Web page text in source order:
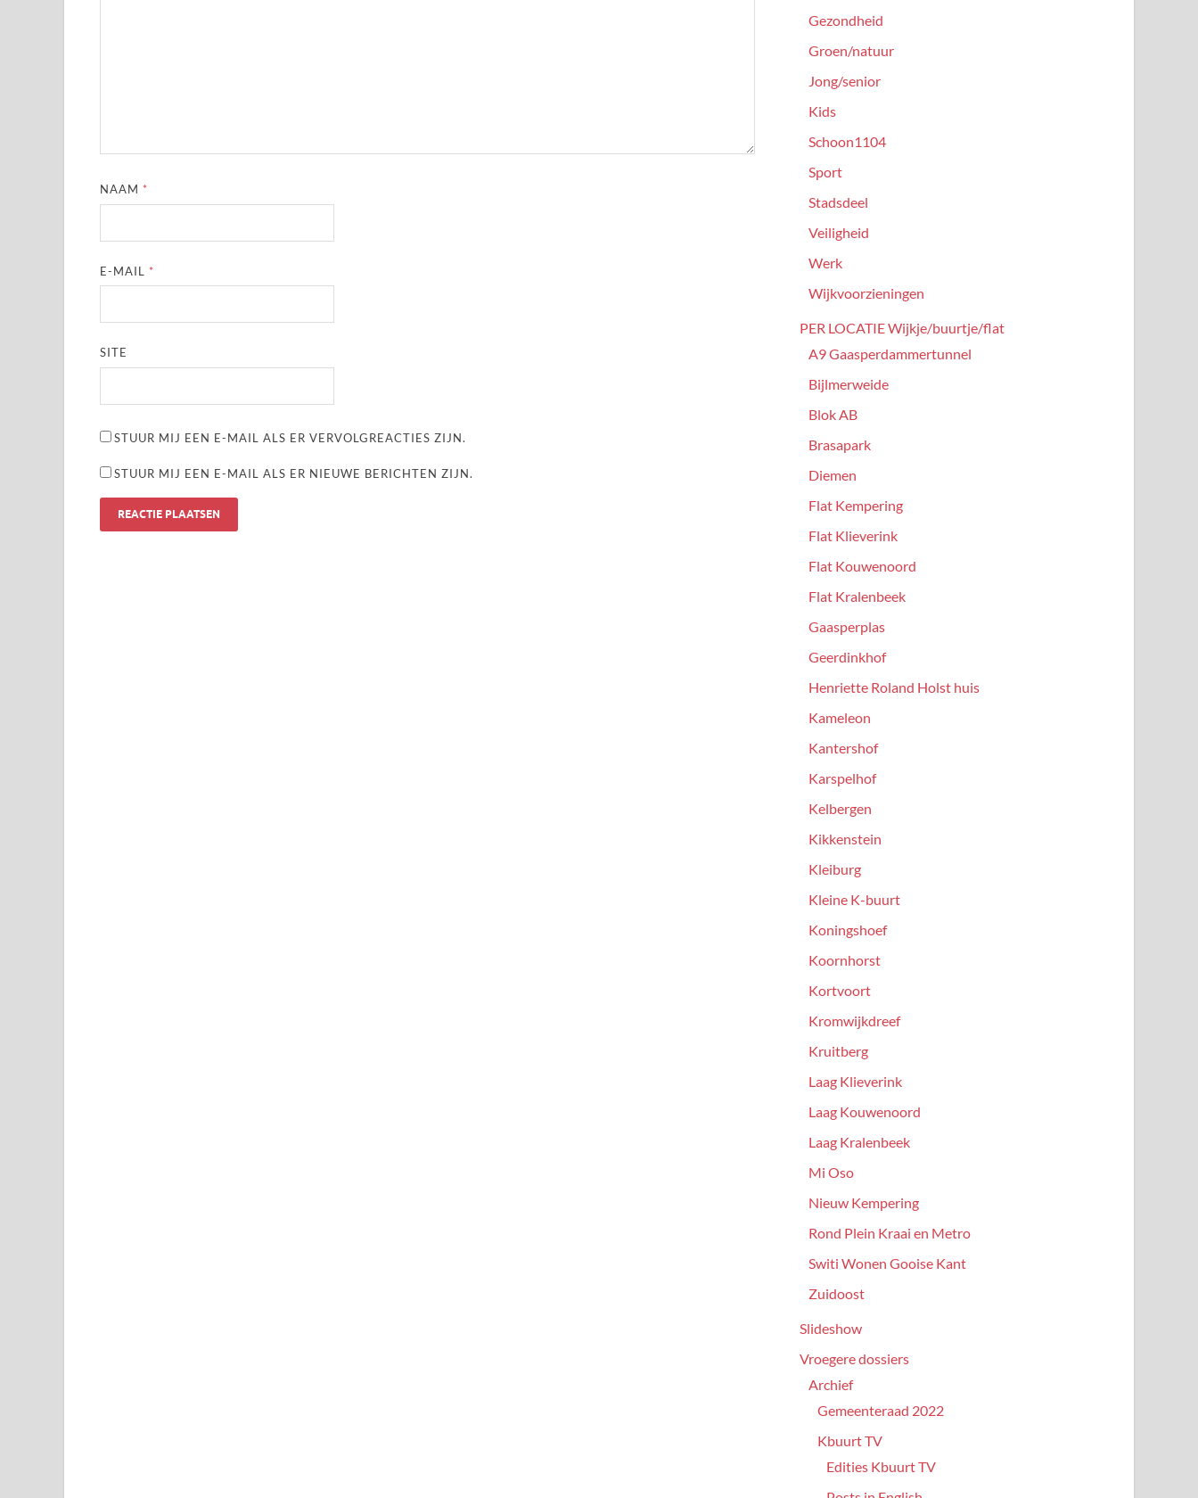
NAAM *
E-MAIL *
SITE
STUUR MIJ EEN E-MAIL ALS ER VERVOLGREACTIES ZIJN.
STUUR MIJ EEN E-MAIL ALS ER NIEUWE BERICHTEN ZIJN.
Gezondheid
Groen/natuur
Jong/senior
Kids
Schoon1104
Sport
Stadsdeel
Veiligheid
Werk
Wijkvoorzieningen
PER LOCATIE Wijkje/buurtje/flat
A9 Gaasperdammertunnel
Bijlmerweide
Blok AB
Brasapark
Diemen
Flat Kempering
Flat Klieverink
Flat Kouwenoord
Flat Kralenbeek
Gaasperplas
Geerdinkhof
Henriette Roland Holst huis
Kameleon
Kantershof
Karspelhof
Kelbergen
Kikkenstein
Kleiburg
Kleine K-buurt
Koningshoef
Koornhorst
Kortvoort
Kromwijkdreef
Kruitberg
Laag Klieverink
Laag Kouwenoord
Laag Kralenbeek
Mi Oso
Nieuw Kempering
Rond Plein Kraai en Metro
Switi Wonen Gooise Kant
Zuidoost
Slideshow
Vroegere dossiers
Archief
Gemeenteraad 2022
Kbuurt TV
Edities Kbuurt TV